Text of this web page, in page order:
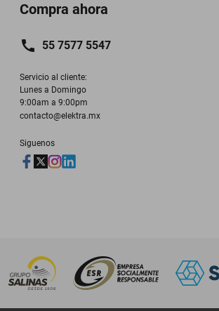
Compra ahora
55 7577 5547
Servicio al cliente:
Lunes a Domingo
9:00am a 9:00pm
contacto@elektra.mx
Siguenos